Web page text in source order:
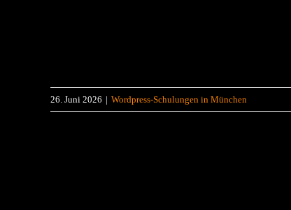
26. Juni 2026 | Wordpress-Schulungen in München